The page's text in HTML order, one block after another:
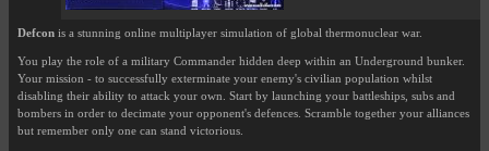
Defcon is a stunning online multiplayer simulation of global thermonuclear war.
You play the role of a military Commander hidden deep within an Underground bunker.
Your mission - to successfully exterminate your enemy's civilian population whilst
disabling their ability to attack your own. Start by launching your battleships, subs and
bombers in order to decimate your opponent's defences. Scramble together your alliances
but remember only one can stand victorious.